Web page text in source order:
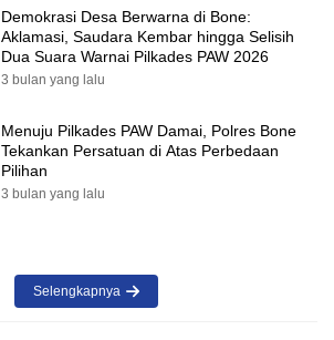
Demokrasi Desa Berwarna di Bone:
Aklamasi, Saudara Kembar hingga Selisih
Dua Suara Warnai Pilkades PAW 2026
3 bulan yang lalu
Menuju Pilkades PAW Damai, Polres Bone
Tekankan Persatuan di Atas Perbedaan
Pilihan
3 bulan yang lalu
Selengkapnya